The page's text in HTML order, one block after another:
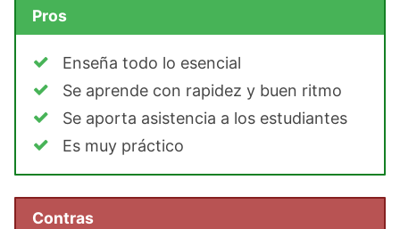
Pros
Enseña todo lo esencial
Se aprende con rapidez y buen ritmo
Se aporta asistencia a los estudiantes
Es muy práctico
Contras